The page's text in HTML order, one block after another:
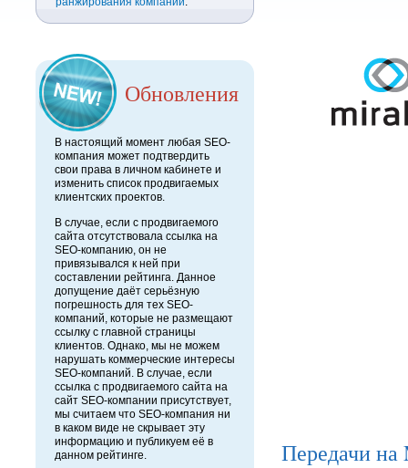
Обновления
В настоящий момент любая SEO-
компания может подтвердить
свои права в личном кабинете и
изменить список продвигаемых
клиентских проектов.
В случае, если с продвигаемого
сайта отсутствовала ссылка на
SEO-компанию, он не
привязывался к ней при
составлении рейтинга. Данное
допущение даёт серьёзную
погрешность для тех SEO-
компаний, которые не размещают
ссылку с главной страницы
клиентов. Однако, мы не можем
нарушать коммерческие интересы
SEO-компаний. В случае, если
ссылка с продвигаемого сайта на
сайт SEO-компании присутствует,
мы считаем что SEO-компания ни
в каком виде не скрывает эту
информацию и публикуем её в
данном рейтинге.
Передачи на